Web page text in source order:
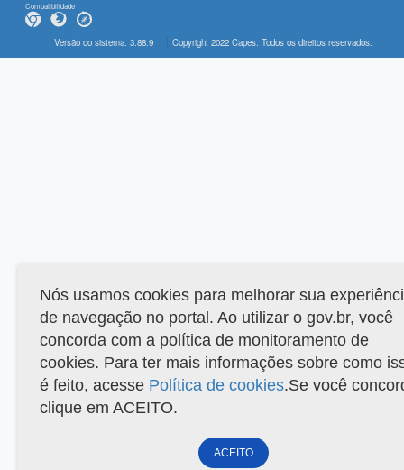
Compatibilidade
Versão do sistema: 3.88.9 Copyright 2022 Capes. Todos os direitos reservados.
Nós usamos cookies para melhorar sua
de navegação no portal. Ao utilizar o gov.br, você
concorda com a política de monitoramento de
cookies. Para ter mais informações sobre como
é feito, acesse Política de cookies.Se você
clique em ACEITO.
ACEITO